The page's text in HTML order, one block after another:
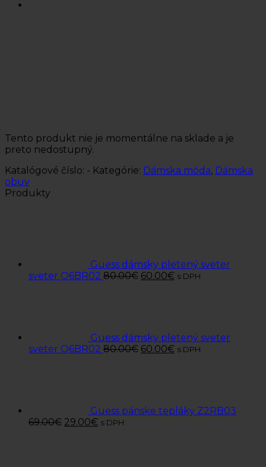
Tento produkt nie je momentálne na sklade a je
preto nedostupný.
Katalógové číslo: - Kategórie: Dámska móda, Dámska
obuv
Produkty
Guess dámsky pletený sveter
sveter O6BR02 80.00€ 60.00€ s DPH
Guess dámsky pletený sveter
sveter O6BR02 80.00€ 60.00€ s DPH
Guess pánske tepláky Z2RB03
69.00€ 29.00€ s DPH